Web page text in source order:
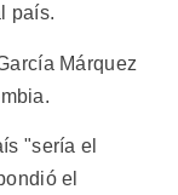
país.
Márquez
"sería el
el